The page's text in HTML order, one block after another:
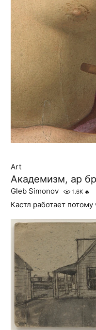
Art
Академизм, ар
Gleb Simonov 1.6K 🔥
Кастл работает потому